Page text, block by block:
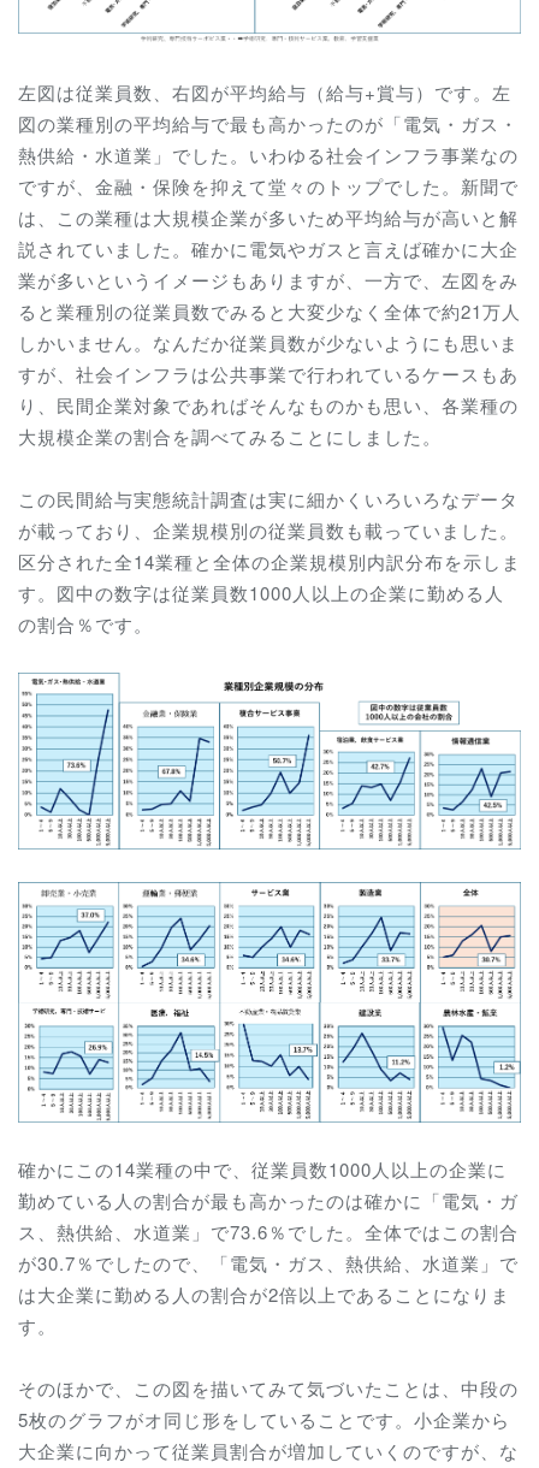
左図は従業員数、右図が平均給与（給与+賞与）です。左
図の業種別の平均給与で最も高かったのが「電気・ガス・
熱供給・水道業」でした。いわゆる社会インフラ事業なの
ですが、金融・保険を抑えて堂々のトップでした。新聞で
は、この業種は大規模企業が多いため平均給与が高いと解
説されていました。確かに電気やガスと言えば確かに大企
業が多いというイメージもありますが、一方で、左図をみ
ると業種別の従業員数でみると大変少なく全体で約21万人
しかいません。なんだか従業員数が少ないようにも思いま
すが、社会インフラは公共事業で行われているケースもあ
り、民間企業対象であればそんなものかも思い、各業種の
大規模企業の割合を調べてみることにしました。
この民間給与実態統計調査は実に細かくいろいろなデータ
が載っており、企業規模別の従業員数も載っていました。
区分された全14業種と全体の企業規模別内訳分布を示しま
す。図中の数字は従業員数1000人以上の企業に勤める人
の割合％です。
確かにこの14業種の中で、従業員数1000人以上の企業に
勤めている人の割合が最も高かったのは確かに「電気・ガ
ス、熱供給、水道業」で73.6％でした。全体ではこの割合
が30.7％でしたので、
「電気・ガス、熱供給、水道業」で
は大企業に勤める人の割合が2倍以上であることになりま
す。
そのほかで、この図を描いてみて気づいたことは、中段の
5枚のグラフがオ同じ形をしていることです。小企業から
大企業に向かって従業員割合が増加していくのですが、な